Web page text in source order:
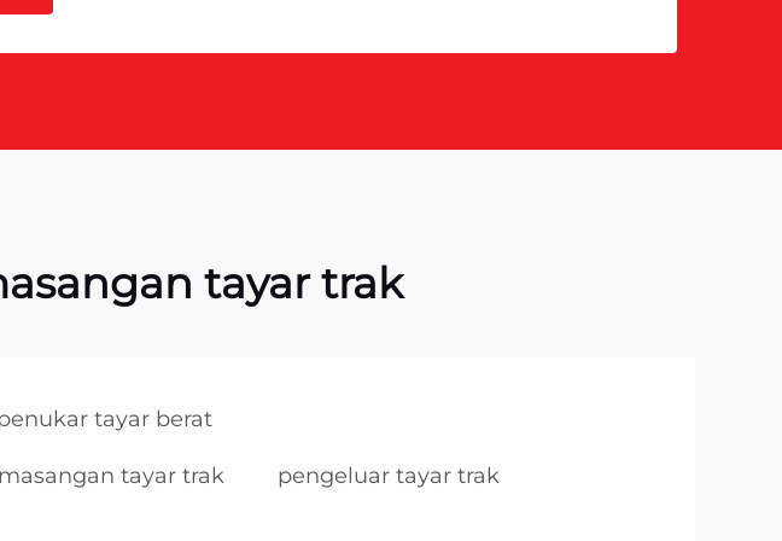
tayar trak
tayar berat
tayar trak pengeluar tayar trak